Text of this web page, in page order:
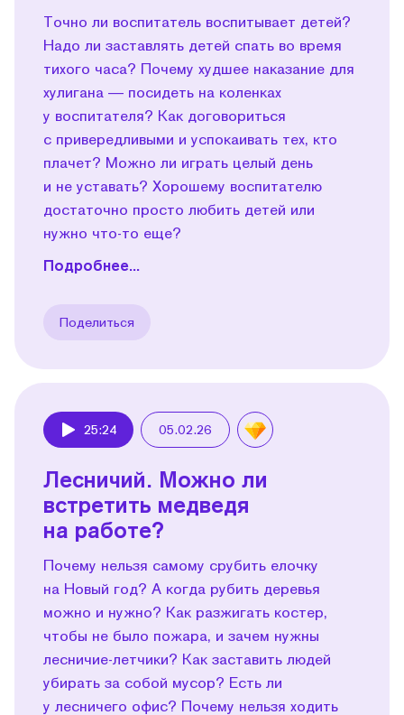
Точно ли воспитатель воспитывает детей?
Надо ли заставлять детей спать во время
тихого часа? Почему худшее наказание для
хулигана — посидеть на коленках
у воспитателя? Как договориться
с привередливыми и успокаивать тех, кто
плачет? Можно ли играть целый день
и не уставать? Хорошему воспитателю
достаточно просто любить детей или
нужно что-то еще?
Подробнее...
Поделиться
25:24 05.02.26
Лесничий. Можно ли
встретить медведя
на работе?
Почему нельзя самому срубить елочку
на Новый год? А когда рубить деревья
можно и нужно? Как разжигать костер,
чтобы не было пожара, и зачем нужны
лесничие-летчики? Как заставить людей
убирать за собой мусор? Есть ли
у лесничего офис? Почему нельзя ходить